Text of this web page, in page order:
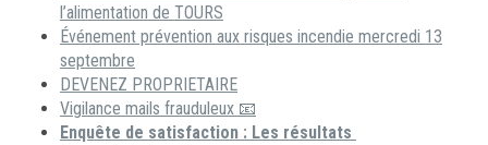
l’alimentation de TOURS
Événement prévention aux risques incendie mercredi 13
septembre
DEVENEZ PROPRIETAIRE
Vigilance mails frauduleux 📧
Enquête de satisfaction : Les résultats